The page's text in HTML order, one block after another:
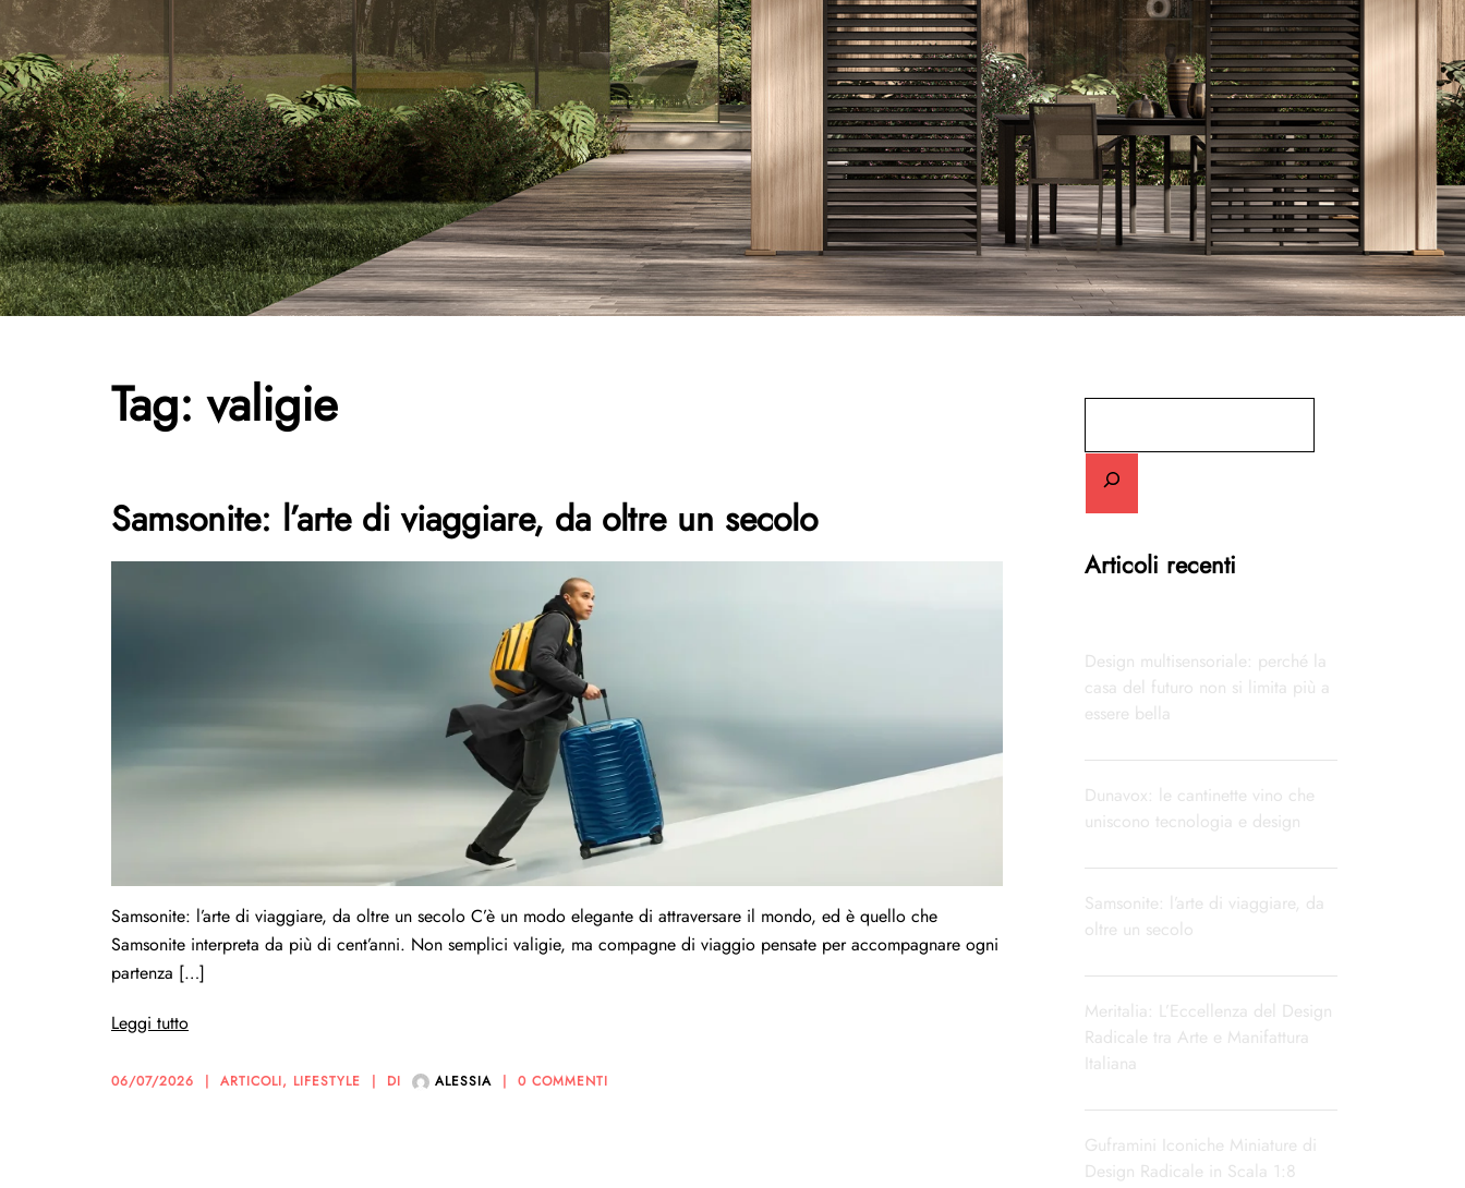
Tag:valigie
Samsonite: l’arte di viaggiare, da oltre un secolo
Samsonite: l’arte di viaggiare, da oltre un secolo C’è un modo elegante di attraversare il mondo, ed è quello che
Samsonite interpreta da più di cent’anni. Non semplici valigie, ma compagne di viaggio pensate per accompagnare ogni
partenza […]
Leggi tutto
06/07/2026 ARTICOLI, LIFESTYLE DI ALESSIA 0 COMMENTI
Articoli recenti
Design multisensoriale: perché la
casa del futuro non si limita più a
essere bella
Dunavox: le cantinette vino che
uniscono tecnologia e design
Samsonite: l’arte di viaggiare, da
oltre un secolo
Meritalia: L’Eccellenza del Design
Radicale tra Arte e Manifattura
Italiana
Guframini Iconiche Miniature di
Design Radicale in Scala 1:8